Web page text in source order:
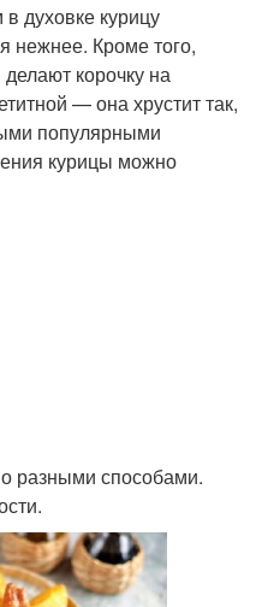
духовке курицу
нежнее. Кроме того,
корочку на
— она хрустит так,
популярными
курицы можно
разными способами.